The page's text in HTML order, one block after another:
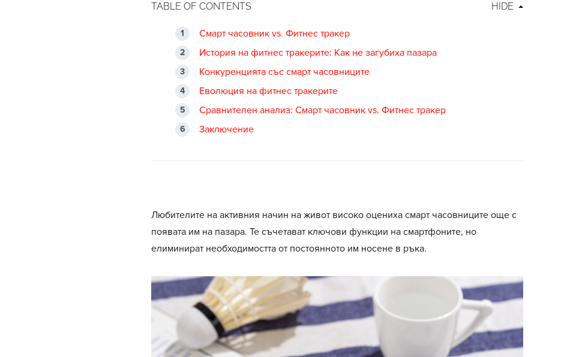
TABLE OF CONTENTS HIDE
Смарт часовник vs. Фитнес тракер
История на фитнес тракерите: Как не загубиха пазара
Конкуренцията със смарт часовниците
Еволюция на фитнес тракерите
Сравнителен анализ: Смарт часовник vs. Фитнес тракер
Заключение
Любителите на активния начин на живот високо оцениха смарт часовниците още с
появата им на пазара. Те съчетават ключови функции на смартфоните, но
елиминират необходимостта от постоянното им носене в ръка.